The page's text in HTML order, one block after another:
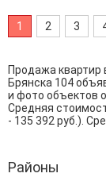
1 2 3
Продажа квартир
Брянска 104
и фото объектов
Средняя
- 135 392 руб.).
Районы